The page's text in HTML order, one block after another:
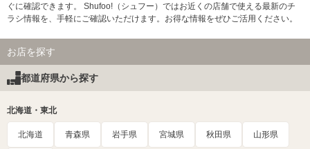
ぐに確認できます。 Shufoo!（シュフー）ではお近くの店舗で使える最新のチ
ラシ情報を、手軽にご確認いただけます。お得な情報をぜひご活用ください。
お店を探す
都道府県から探す
北海道・東北
北海道 青森県 岩手県 宮城県 秋田県 山形県